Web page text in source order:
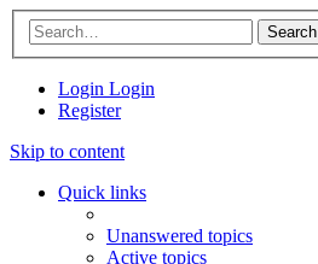
Search
Login Login
Register
Skip to content
Quick links
Unanswered topics
Active topics